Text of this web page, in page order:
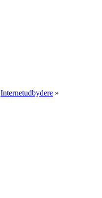
Internetudbydere »